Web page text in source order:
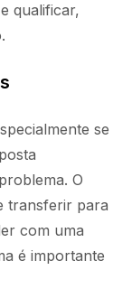
qualificar,
se
O
transferir para
com uma
é importante